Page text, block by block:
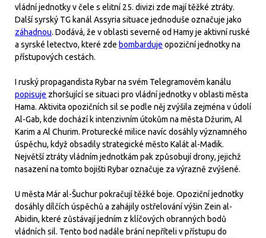
vládní jednotky v čele s elitní 25. divizi zde mají těžké ztráty.
Další syrský TG kanál Assyria situace jednoduše označuje jako
záhadnou. Dodává, že v oblasti severně od Hamy je aktivní ruské
a syrské letectvo, které zde bombarduje opoziční jednotky na
přístupových cestách.
I ruský propagandista Rybar na svém Telegramovém kanálu
popisuje zhoršující se situaci pro vládní jednotky v oblasti města
Hama. Aktivita opozičních sil se podle něj zvýšila zejména v údolí
Al-Gab, kde dochází k intenzivním útokům na města Džurim, Al
Karim a Al Churim. Proturecké milice navíc dosáhly významného
úspěchu, když obsadily strategické město Kalát al-Madik.
Největší ztráty vládním jednotkám pak způsobují drony, jejichž
nasazení na tomto bojišti Rybar označuje za výrazně zvýšené.
U města Már al-Šuchur pokračují těžké boje. Opoziční jednotky
dosáhly dílčích úspěchů a zahájily ostřelování výšin Zein al-
Abidin, které zůstávají jedním z klíčových obranných bodů
vládních sil. Tento bod nadále brání nepříteli v přístupu do